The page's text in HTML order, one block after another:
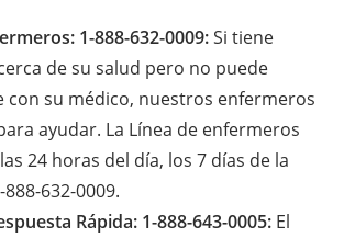
1-888-632-0009:Si tiene
de su salud pero no puede
con su médico, nuestros enfermeros
ayudar. La Línea de enfermeros
24 horas del día, los 7 días de la
632-0009.
Rápida: 1-888-643-0005: El